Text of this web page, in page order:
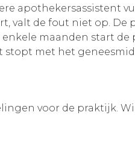
apothekersassistent
valt de fout niet op. De
maanden start de
met het
voor de praktijk.